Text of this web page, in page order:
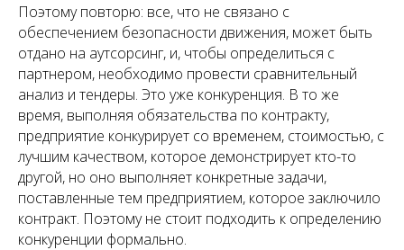
Поэтому повторю: все, что не связано с
обеспечением безопасности движения, может быть
отдано на аутсорсинг, и, чтобы определиться с
партнером, необходимо провести сравнительный
анализ и тендеры. Это уже конкуренция. В то же
время, выполняя обязательства по контракту,
предприятие конкурирует со временем, стоимостью, с
лучшим качеством, которое демонстрирует кто-то
другой, но оно выполняет конкретные задачи,
поставленные тем предприятием, которое заключило
контракт. Поэтому не стоит подходить к определению
конкуренции формально.